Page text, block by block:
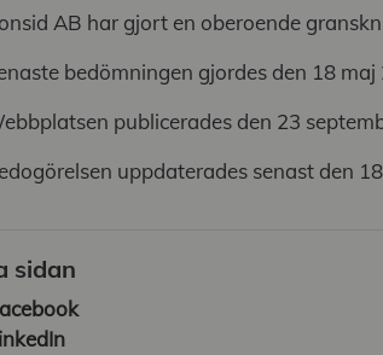
AB har gjort en oberoende
bedömningen gjordes den 18 maj
publicerades den 23
uppdaterades senast den
sidan